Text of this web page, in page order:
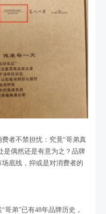
者不禁担忧：究竟“哥弟真
是偶然还是有意为之？品牌
底线，抑或是对消费者的
弟”已有48年品牌历史，